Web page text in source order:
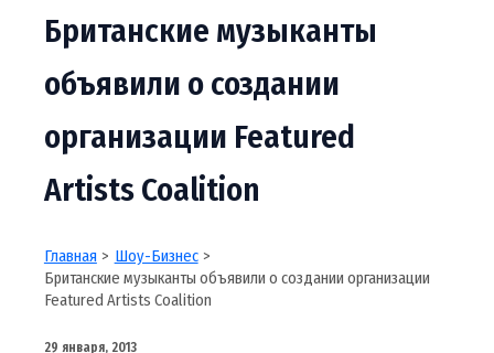
Британские музыканты
объявили о создании
организации Featured
Artists Coalition
Главная
Шоу-Бизнес
Британские музыканты объявили о создании организации
Featured Artists Coalition
29 января, 2013